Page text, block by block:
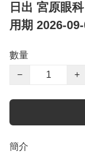
日出 宮原眼
用期 2026-
數量
−
+
簡介